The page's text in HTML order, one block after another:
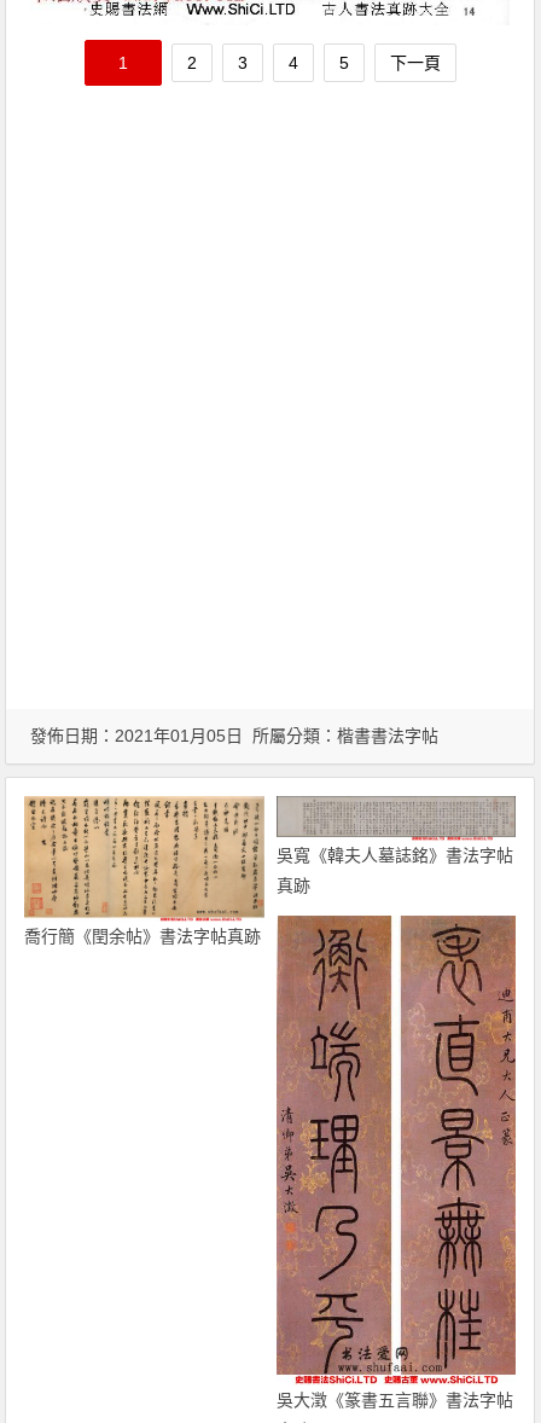
1 2 3 4 5 下一頁
發佈日期：2021年01月05日 所屬分類：楷書書法字帖
喬行簡《閏余帖》書法字帖真跡
吳寬《韓夫人墓誌銘》書法字帖
真跡
吳大澂《篆書五言聯》書法字帖